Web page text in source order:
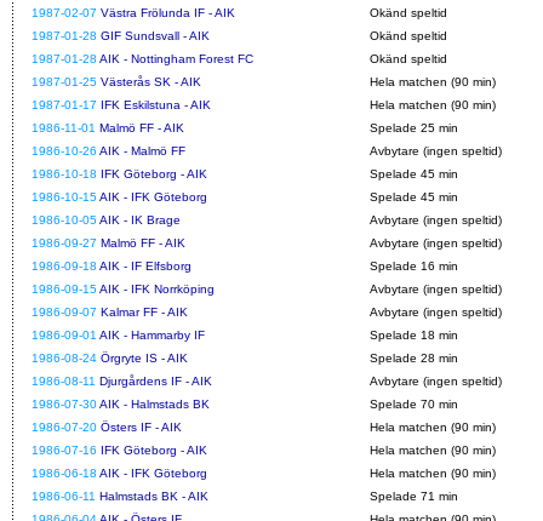
1987-02-07 Västra Frölunda IF - AIK
Okänd speltid
1987-01-28 GIF Sundsvall - AIK
Okänd speltid
1987-01-28 AIK - Nottingham Forest FC
Okänd speltid
1987-01-25 Västerås SK - AIK
Hela matchen (90 min)
1987-01-17 IFK Eskilstuna - AIK
Hela matchen (90 min)
1986-11-01 Malmö FF - AIK
Spelade 25 min
1986-10-26 AIK - Malmö FF
Avbytare (ingen speltid)
1986-10-18 IFK Göteborg - AIK
Spelade 45 min
1986-10-15AIK - IFK Göteborg
Spelade 45 min
1986-10-05AIK - IK Brage
Avbytare (ingen speltid)
1986-09-27 Malmö FF - AIK
Avbytare (ingen speltid)
1986-09-18 AIK - IF Elfsborg
Spelade 16 min
1986-09-15AIK - IFK Norrköping
Avbytare (ingen speltid)
1986-09-07 Kalmar FF - AIK
Avbytare (ingen speltid)
1986-09-01 AIK - Hammarby IF
Spelade 18 min
1986-08-24 Örgryte IS - AIK
Spelade 28 min
1986-08-11 Djurgårdens IF - AIK
Avbytare (ingen speltid)
1986-07-30AIK - Halmstads BK
Spelade 70 min
1986-07-20 Östers IF - AIK
Hela matchen (90 min)
1986-07-16 IFK Göteborg - AIK
Hela matchen (90 min)
1986-06-18 AIK - IFK Göteborg
Hela matchen (90 min)
1986-06-11 Halmstads BK - AIK
Spelade 71 min